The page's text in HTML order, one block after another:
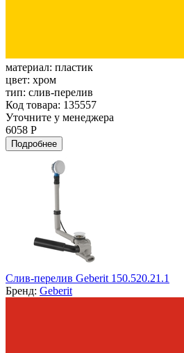
материал: пластик
цвет: хром
тип: слив-перелив
Код товара: 135557
Уточните у менеджера
6058 Р
Подробнее
Слив-перелив Geberit 150.520.21.1
Бренд: Geberit